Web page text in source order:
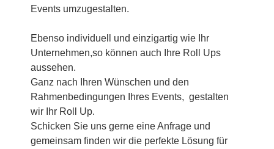
Events umzugestalten.
Ebenso individuell und einzigartig wie Ihr
Unternehmen,so können auch Ihre Roll Ups
aussehen.
Ganz nach Ihren Wünschen und den
Rahmenbedingungen Ihres Events, gestalten
wir Ihr Roll Up.
Schicken Sie uns gerne eine Anfrage und
gemeinsam finden wir die perfekte Lösung für